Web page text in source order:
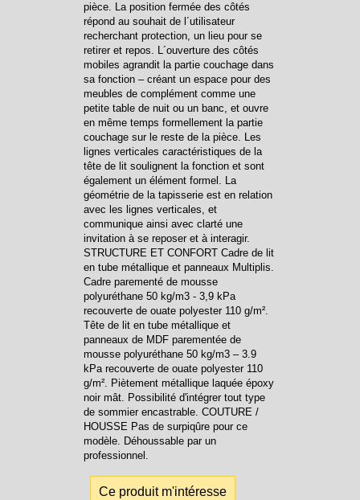
pièce. La position fermée des côtés
répond au souhait de l´utilisateur
recherchant protection, un lieu pour se
retirer et repos. L´ouverture des côtés
mobiles agrandit la partie couchage dans
sa fonction – créant un espace pour des
meubles de complément comme une
petite table de nuit ou un banc, et ouvre
en même temps formellement la partie
couchage sur le reste de la pièce. Les
lignes verticales caractéristiques de la
tête de lit soulignent la fonction et sont
également un élément formel. La
géométrie de la tapisserie est en relation
avec les lignes verticales, et
communique ainsi avec clarté une
invitation à se reposer et à interagir.
STRUCTURE ET CONFORT Cadre de lit
en tube métallique et panneaux Multiplis.
Cadre parementé de mousse
polyuréthane 50 kg/m3 - 3,9 kPa
recouverte de ouate polyester 110 g/m².
Tête de lit en tube métallique et
panneaux de MDF parementée de
mousse polyuréthane 50 kg/m3 – 3.9
kPa recouverte de ouate polyester 110
g/m². Piètement métallique laquée époxy
noir mât. Possibilité d'intégrer tout type
de sommier encastrable. COUTURE /
HOUSSE Pas de surpiqûre pour ce
modèle. Déhoussable par un
professionnel.
Ce produit m'intéresse